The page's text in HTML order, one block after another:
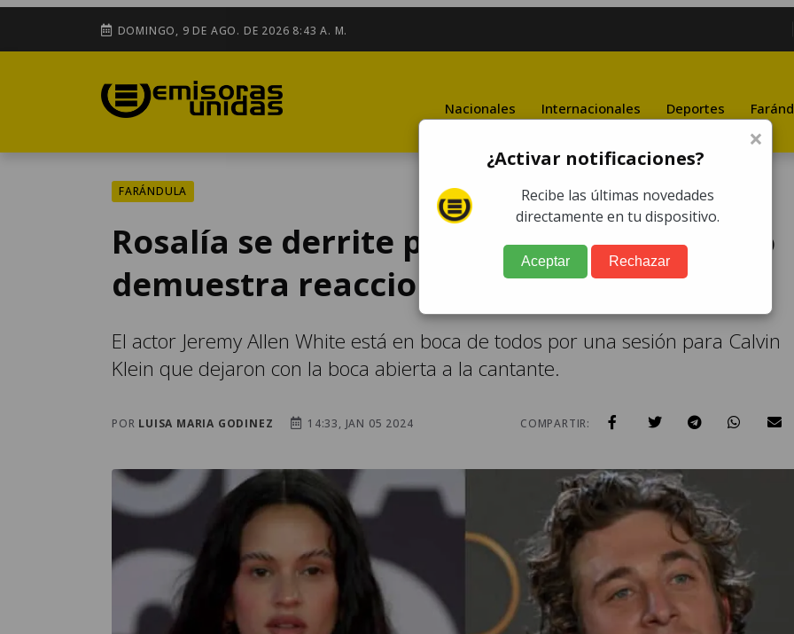
DOMINGO, 9 DE AGO. DE 2026 8:43 A. M.
Nacionales Internacionales Deportes
FARÁNDULA
Rosalía se derrite por su nuevo novio y lo
demuestra reaccionando a sus fotos
El actor Jeremy Allen White está en boca de todos por una sesión para Calvin
Klein que dejaron con la boca abierta a la cantante.
POR LUISA MARIA GODINEZ 14:33, JAN 05 2024 COMPARTIR:
×
¿Activar notificaciones?
Recibe las últimas novedades
directamente en tu dispositivo.
Aceptar Rechazar